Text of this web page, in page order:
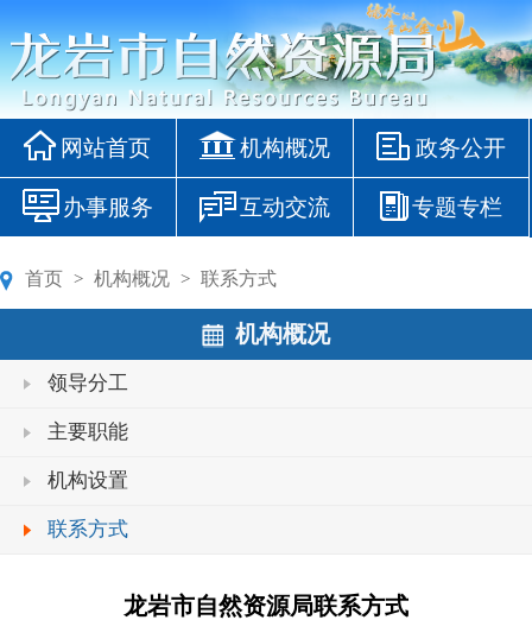
网站首页 机构概况 政务公开
办事服务 互动交流 专题专栏
首页 > 机构概况 > 联系方式
机构概况
领导分工
主要职能
机构设置
联系方式
龙岩市自然资源局联系方式